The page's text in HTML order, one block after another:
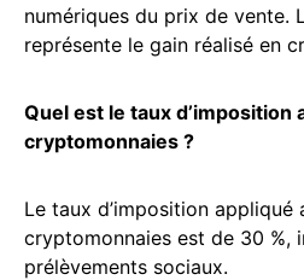
numériques du prix de vente.
représente le gain réalisé en
Quel est le taux d’imposition
cryptomonnaies ?
Le taux d’imposition appliqué
cryptomonnaies est de 30 %,
prélèvements sociaux.